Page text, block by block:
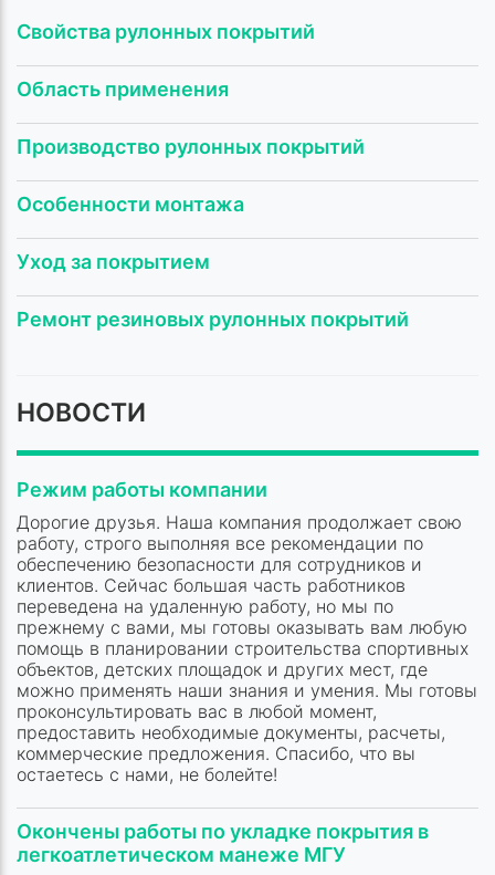
Свойства рулонных покрытий
Область применения
Производство рулонных покрытий
Особенности монтажа
Уход за покрытием
Ремонт резиновых рулонных покрытий
НОВОСТИ
Режим работы компании
Дорогие друзья. Наша компания продолжает свою
работу, строго выполняя все рекомендации по
обеспечению безопасности для сотрудников и
клиентов. Сейчас большая часть работников
переведена на удаленную работу, но мы по
прежнему с вами, мы готовы оказывать вам любую
помощь в планировании строительства спортивных
объектов, детских площадок и других мест, где
можно применять наши знания и умения. Мы готовы
проконсультировать вас в любой момент,
предоставить необходимые документы, расчеты,
коммерческие предложения. Спасибо, что вы
остаетесь с нами, не болейте!
Окончены работы по укладке покрытия в
легкоатлетическом манеже МГУ